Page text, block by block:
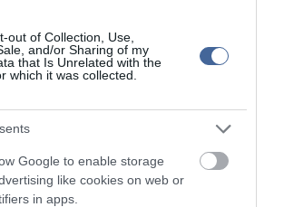
out of Collection, Use,
and/or Sharing of my
that Is Unrelated with the
which it was collected.
Google to enable storage
like cookies on web or
in apps.
a tüzet
MG-42 géppuskát emeltek ki a
rendőrség lefoglalta
felmondta a Lounge Eventtel kötött
fogtak el a 600 milliós
ügyében